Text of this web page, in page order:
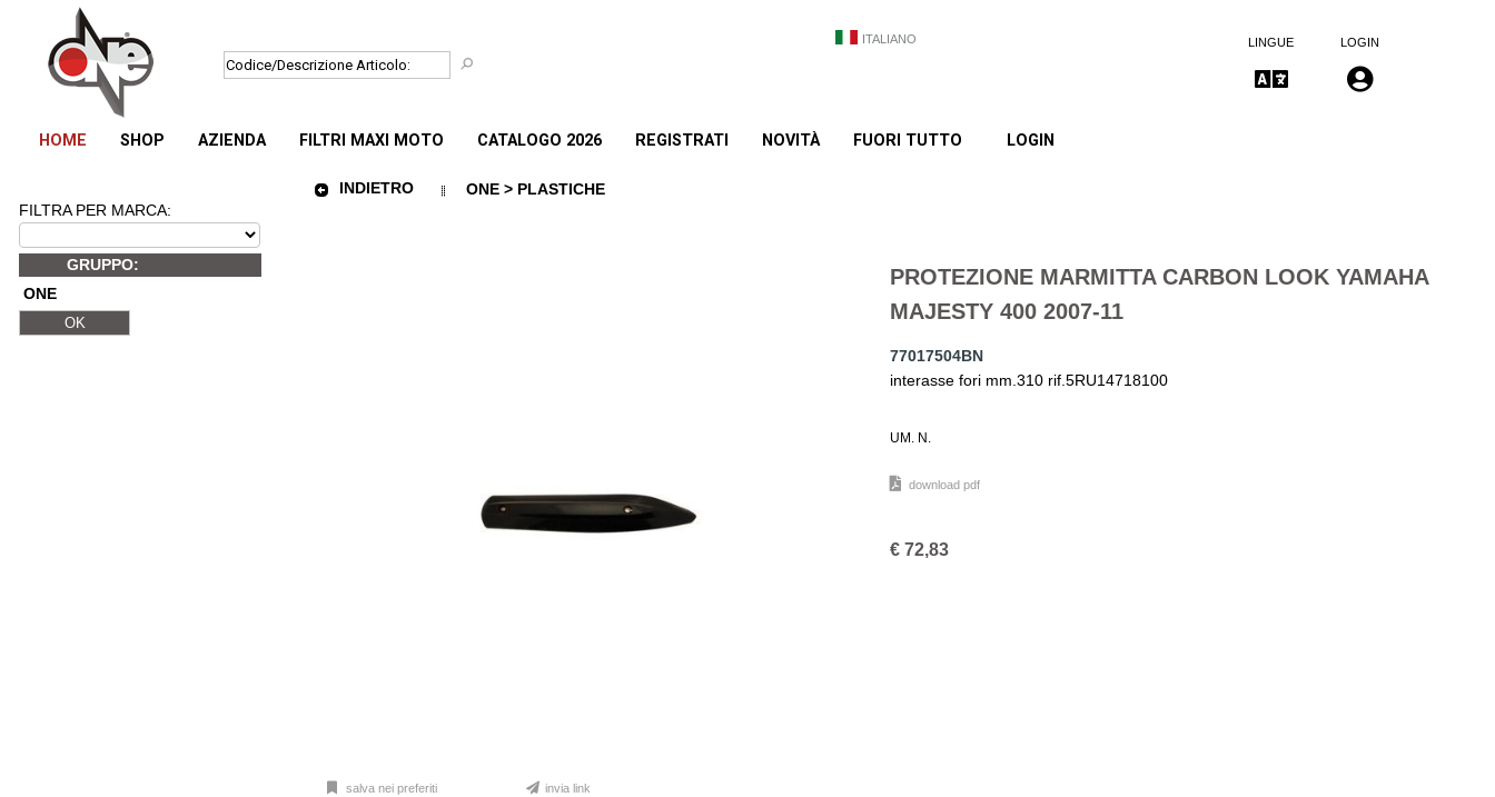
ITALIANO LINGUE LOGIN
HOME SHOP AZIENDA FILTRI MAXI MOTO CATALOGO 2026 REGISTRATI NOVITÀ FUORI TUTTO LOGIN
FILTRA PER MARCA:
GRUPPO:
ONE
INDIETRO ONE > PLASTICHE
PROTEZIONE MARMITTA CARBON LOOK YAMAHA
MAJESTY 400 2007-11
77017504BN
interasse fori mm.310 rif.5RU14718100
UM. N.
download pdf
€ 72,83
salva nei preferiti invia link